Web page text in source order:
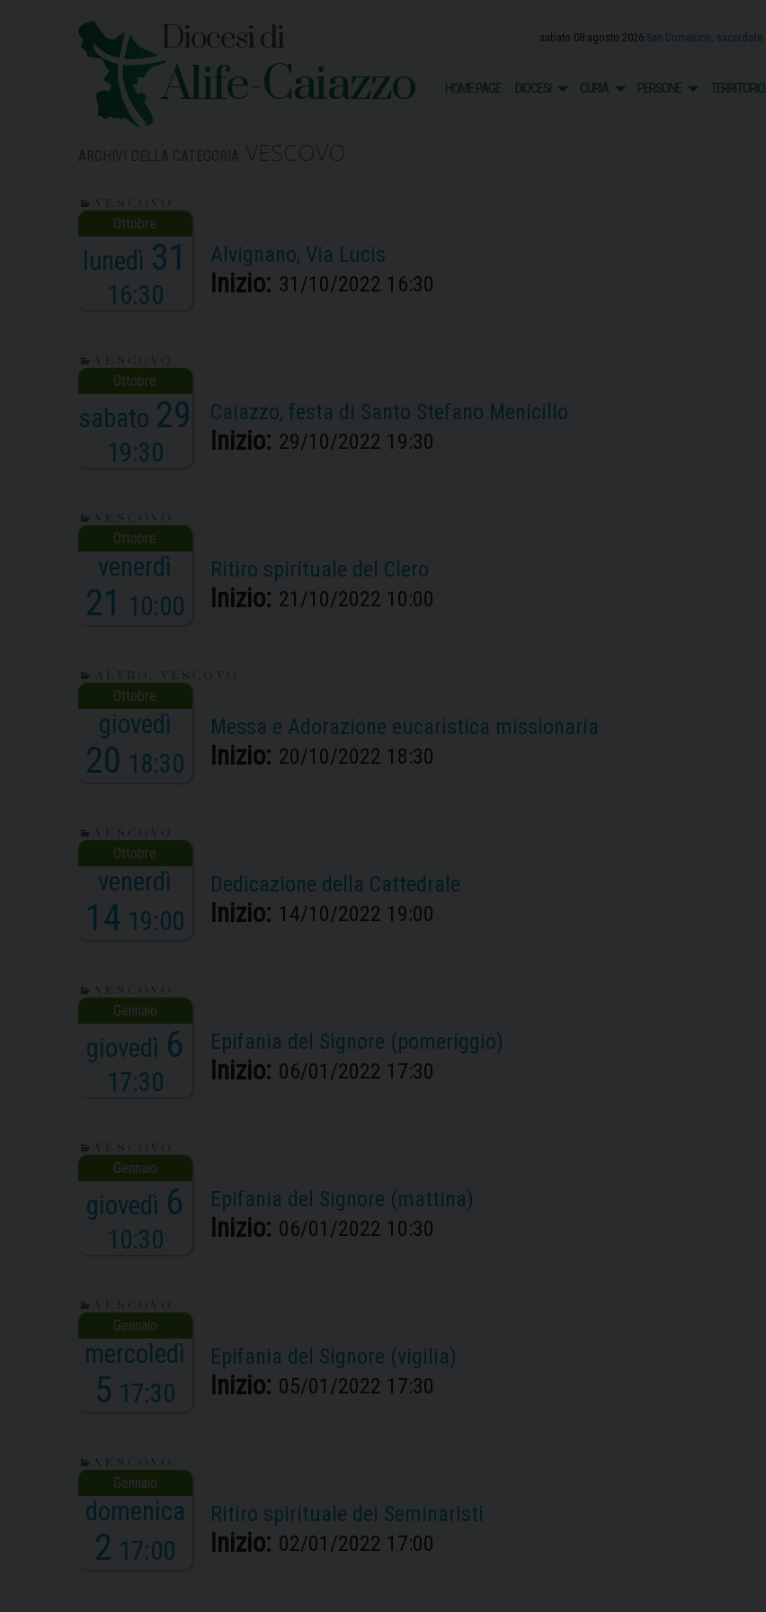
sabato 08 agosto 2026 San Domenico, sacerdote
Diocesi di
Alife-Caiazzo HOME PAGE DIOCESI CURIA PERSONE TERRITORIO
lunedì 31
16:30
Alvignano, Via Lucis
Inizio: 31/10/2022 16:30
sabato 29
19:30
Caiazzo, festa di Santo Stefano Menicillo
Inizio: 29/10/2022 19:30
venerdì
21 10:00
Ritiro spirituale del Clero
Inizio: 21/10/2022 10:00
giovedì
20 18:30
Messa e Adorazione eucaristica missionaria
Inizio: 20/10/2022 18:30
venerdì
14 19:00
Dedicazione della Cattedrale
Inizio: 14/10/2022 19:00
giovedì 6
17:30
Epifania del Signore (pomeriggio)
Inizio: 06/01/2022 17:30
giovedì 6
10:30
Epifania del Signore (mattina)
Inizio: 06/01/2022 10:30
mercoledì
5 17:30
Epifania del Signore (vigilia)
Inizio: 05/01/2022 17:30
domenica
2 17:00
Ritiro spirituale dei Seminaristi
Inizio: 02/01/2022 17:00